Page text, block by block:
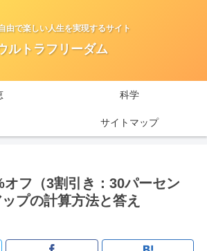
由で楽しい人生を実現するサイト
ルトラフリーダム
科学
サイトマップ
オフ（3割引き：30パーセン
ップの計算方法と答え